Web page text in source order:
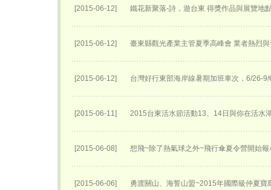
[2015-06-12] 鐵花新聚落-詩，遊台東 得獎作品與展覽地
[2015-06-12] 臺東縣觀光產業主管夏季高峰會 業者熱烈
[2015-06-12] 台灣好行東部海岸線暑期加班車次，6/26-
[2015-06-11] 2015台東活水節活動13、14日與你在活水
[2015-06-08] 想飛~除了熱氣球之外~飛行傘夏令營開始報
[2015-06-06] 勇渡關山、海誓山盟~2015年國際級仲夏寶